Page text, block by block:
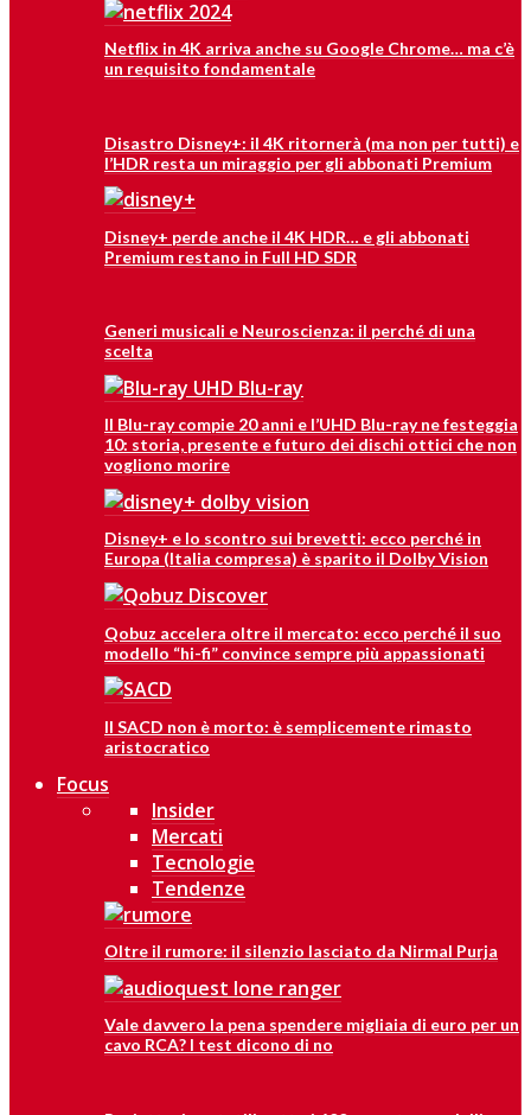
Netflix in 4K arriva anche su Google Chrome… ma c’è
un requisito fondamentale
Disastro Disney+: il 4K ritornerà (ma non per tutti) e
l’HDR resta un miraggio per gli abbonati Premium
Disney+ perde anche il 4K HDR… e gli abbonati
Premium restano in Full HD SDR
Generi musicali e Neuroscienza: il perché di una
scelta
Il Blu-ray compie 20 anni e l’UHD Blu-ray ne festeggia
10: storia, presente e futuro dei dischi ottici che non
vogliono morire
Disney+ e lo scontro sui brevetti: ecco perché in
Europa (Italia compresa) è sparito il Dolby Vision
Qobuz accelera oltre il mercato: ecco perché il suo
modello “hi-fi” convince sempre più appassionati
Il SACD non è morto: è semplicemente rimasto
aristocratico
Focus
Insider
Mercati
Tecnologie
Tendenze
Oltre il rumore: il silenzio lasciato da Nirmal Purja
Vale davvero la pena spendere migliaia di euro per un
cavo RCA? I test dicono di no